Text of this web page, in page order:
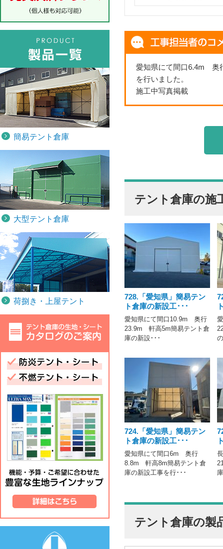
愛知県にて間口6.4m 奥
を行いました。
施工中写真掲載
テント倉庫の施
728.「愛知県」簡易テン
ト倉庫の新設工･･･
愛知県にて間口10.9m 奥行
23.9m 軒高5m簡易テント倉
庫の新設･･･
724.「愛知県」簡易テン
ト倉庫の新設工･･･
愛知県にて間口6m 奥行
8.8m 軒高8m簡易テント倉
庫の新設工事を行･･･
テント倉庫の製
簡易テント倉庫
大型テント倉庫
荷捌き・上屋テント